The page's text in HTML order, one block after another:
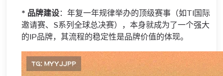
* 品牌建设：年复一年规律举办的顶级赛事（如TI国际
邀请赛、S系列全球总决赛），本身就成为了一个强大
的IP品牌，其流程的稳定性是品牌价值的体现。